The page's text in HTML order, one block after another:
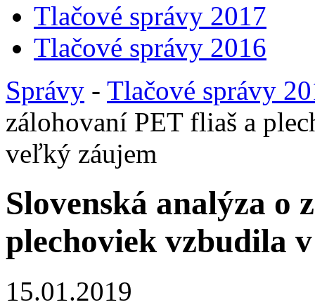
Tlačové správy 2017
Tlačové správy 2016
Správy - Tlačové správy
zálohovaní PET fliaš a
veľký záujem
Slovenská analýza o
plechoviek vzbudila
15.01.2019